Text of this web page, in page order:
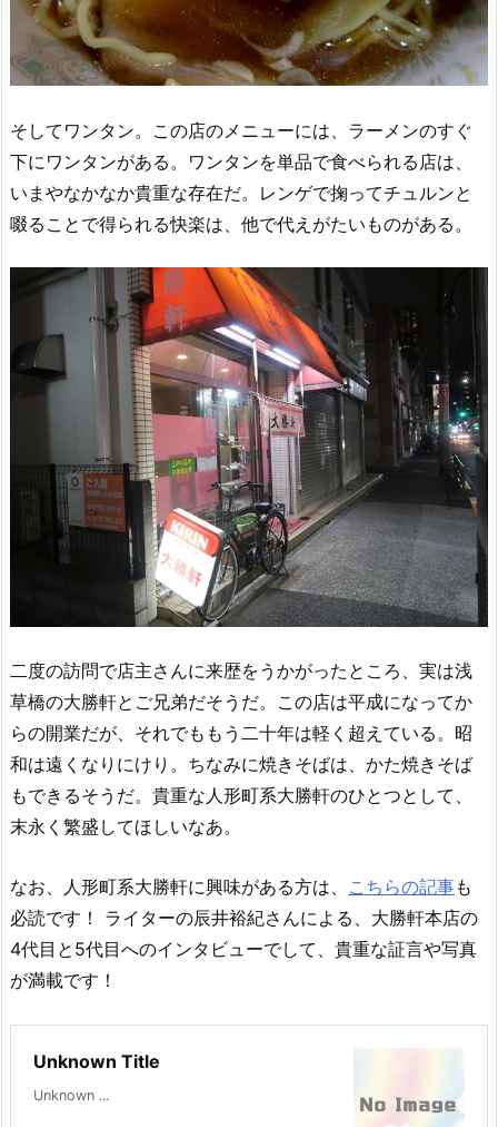
そしてワンタン。この店のメニューには、ラーメンのすぐ
下にワンタンがある。ワンタンを単品で食べられる店は、
いまやなかなか貴重な存在だ。レンゲで掬ってチュルンと
啜ることで得られる快楽は、他で代えがたいものがある。
二度の訪問で店主さんに来歴をうかがったところ、実は浅
草橋の大勝軒とご兄弟だそうだ。この店は平成になってか
らの開業だが、それでももう二十年は軽く超えている。昭
和は遠くなりにけり。ちなみに焼きそばは、かた焼きそば
もできるそうだ。貴重な人形町系大勝軒のひとつとして、
末永く繁盛してほしいなあ。
なお、人形町系大勝軒に興味がある方は、 こちらの記事も
必読です！ ライターの辰井裕紀さんによる、大勝軒本店の
4代目と5代目へのインタビューでして、貴重な証言や写真
が満載です！
Unknown Title
Unknown ...